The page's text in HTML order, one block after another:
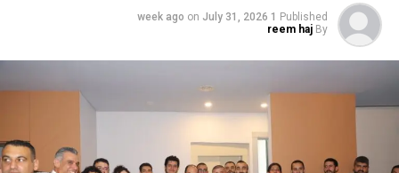
Published
1 week ago
on July 31, 2026
By
reem haj